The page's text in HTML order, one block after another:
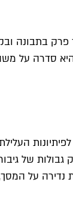
הכי חתרניים שאפשר לעשות
של
נדירה על